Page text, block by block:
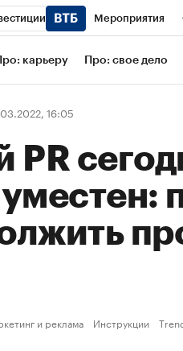
Мероприятия
РБК Образование
карьеру Про: свое дело
16:05
PR
и реклама Инструкции